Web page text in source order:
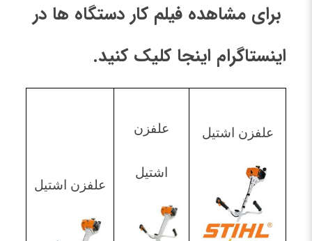
برای مشاهده فیلم کار دستگاه ها در
اینستاگرام اینجا کلیک کنید.
علفزن اشتیل علفزن
اشتیل
علفزن اشتیل